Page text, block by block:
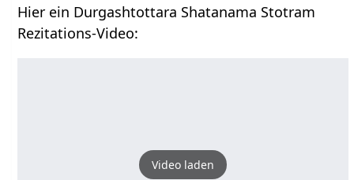
Hier ein Durgashtottara Shatanama Stotram
Rezitations-Video:
Video laden